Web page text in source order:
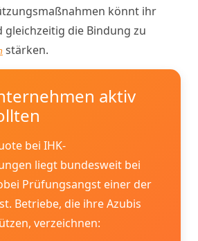
könnt ihr
gleichzeitig die Bindung zu
stärken.
aktiv
bei IHK-
liegt bundesweit bei
Prüfungsangst einer der
Betriebe, die ihre Azubis
verzeichnen: